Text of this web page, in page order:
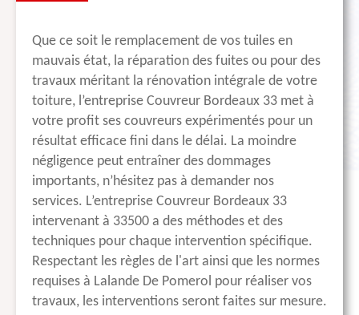
Que ce soit le remplacement de vos tuiles en
mauvais état, la réparation des fuites ou pour des
travaux méritant la rénovation intégrale de votre
toiture, l’entreprise Couvreur Bordeaux 33 met à
votre profit ses couvreurs expérimentés pour un
résultat efficace fini dans le délai. La moindre
négligence peut entraîner des dommages
importants, n’hésitez pas à demander nos
services. L’entreprise Couvreur Bordeaux 33
intervenant à 33500 a des méthodes et des
techniques pour chaque intervention spécifique.
Respectant les règles de l'art ainsi que les normes
requises à Lalande De Pomerol pour réaliser vos
travaux, les interventions seront faites sur mesure.